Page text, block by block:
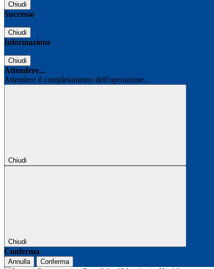
Chiudi
Successo
Chiudi
Informazione
Chiudi
Attendere...
Attendere il completamento dell'operazione...
Chiudi
Chiudi
Conferma
Annulla Conferma